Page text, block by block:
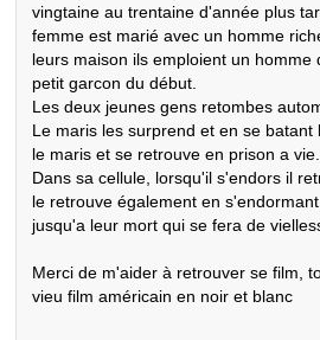
vingtaine au trentaine d'année plus
femme est marié avec un homme
leurs maison ils emploient un homme
petit garcon du début.
Les deux jeunes gens retombes
Le maris les surprend et en se
le maris et se retrouve en prison a vie.
Dans sa cellule, lorsqu'il s'endors il
le retrouve également en
jusqu'a leur mort qui se fera de
Merci de m'aider à retrouver se film,
vieu film américain en noir et blanc